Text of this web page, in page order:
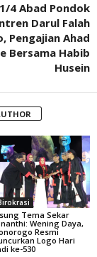
4 Abad Pondok
Darul Falah
Pengajian Ahad
Bersama Habib
Husein
Tema Sekar
Wening Daya,
Resmi
Logo Hari
ke-530